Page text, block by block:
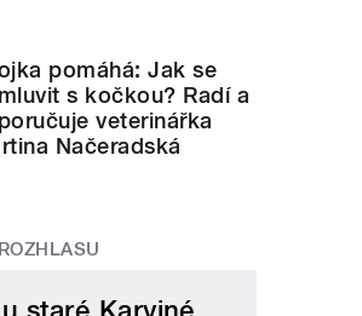
pomáhá: Jak se
s kočkou? Radí a
veterinářka
Načeradská